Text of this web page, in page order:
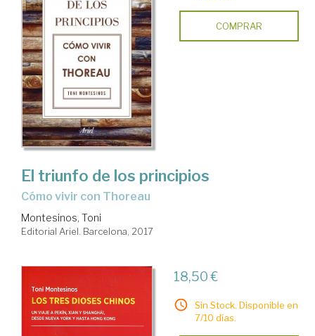
COMPRAR
El triunfo de los principios
cómo vivir con Thoreau
Montesinos, Toni
Editorial Ariel. Barcelona, 2017
18,50 €
Sin Stock. Disponible en
7/10 días.